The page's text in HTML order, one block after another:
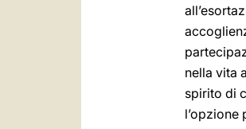
nella vita
spirito di
l’opzione